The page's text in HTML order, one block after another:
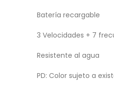
Batería recargable
3 Velocidades + 7
Resistente al agua
PD: Color sujeto a